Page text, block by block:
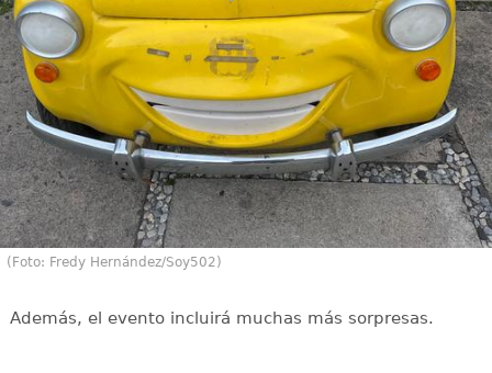
(Foto: Fredy Hernández/Soy502)
Además, el evento incluirá muchas más sorpresas.